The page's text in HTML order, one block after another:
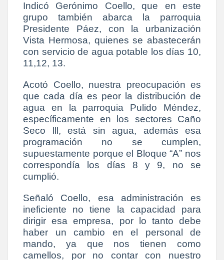
Indicó Gerónimo Coello, que en este
grupo también abarca la parroquia
Presidente Páez, con la urbanización
Vista Hermosa, quienes se abastecerán
con servicio de agua potable los días 10,
11,12, 13.
Acotó Coello, nuestra preocupación es
que cada día es peor la distribución de
agua en la parroquia Pulido Méndez,
específicamente en los sectores Caño
Seco lll, está sin agua, además esa
programación no se cumplen,
supuestamente porque el Bloque “A” nos
correspondía los días 8 y 9, no se
cumplió.
Señaló Coello, esa administración es
ineficiente no tiene la capacidad para
dirigir esa empresa, por lo tanto debe
haber un cambio en el personal de
mando, ya que nos tienen como
camellos, por no contar con nuestro